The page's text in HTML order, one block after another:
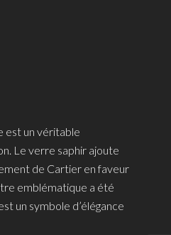
est un véritable
Le verre saphir ajoute
de Cartier en faveur
emblématique a été
un symbole d’élégance